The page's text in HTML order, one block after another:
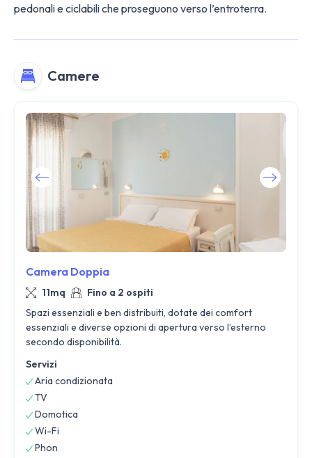
pedonali e ciclabili che proseguono verso l’entroterra.
Camere
Camera Doppia
11mq
Fino a 2 ospiti
Spazi essenziali e ben distribuiti, dotate dei comfort
essenziali e diverse opzioni di apertura verso l’esterno
secondo disponibilità.
Servizi
Aria condizionata
TV
Domotica
Wi-Fi
Phon